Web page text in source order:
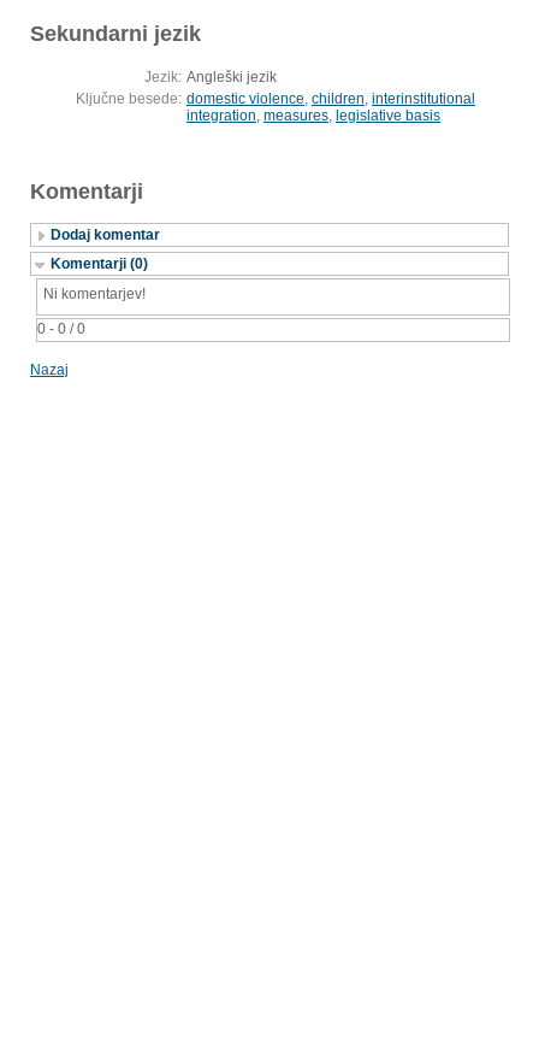
Sekundarni jezik
Jezik: Angleški jezik
Ključne besede: domestic violence, children, interinstitutional
integration, measures, legislative basis
Komentarji
Dodaj komentar
Komentarji (0)
0 - 0 / 0
Ni komentarjev!
Nazaj